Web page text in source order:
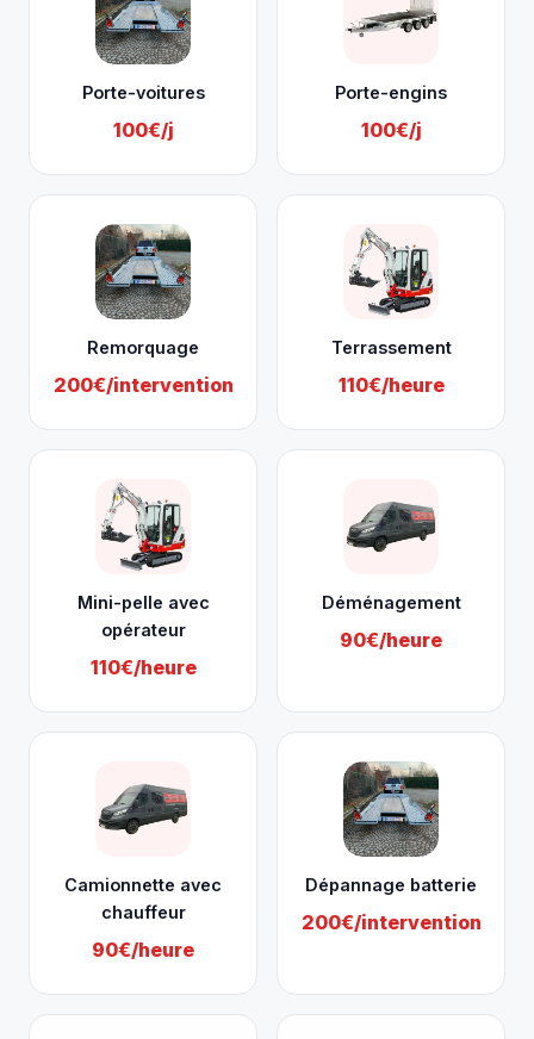
Porte-voitures
100€/j
Porte-engins
100€/j
Remorquage
200€/intervention
Terrassement
110€/heure
Mini-pelle avec
opérateur
110€/heure
Déménagement
90€/heure
Camionnette avec
chauffeur
90€/heure
Dépannage batterie
200€/intervention